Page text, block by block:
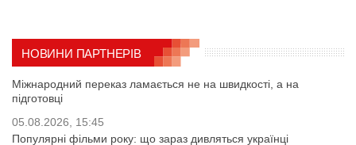
НОВИНИ ПАРТНЕРІВ
Міжнародний переказ ламається не на швидкості, а на
підготовці
05.08.2026, 15:45
Популярні фільми року: що зараз дивляться українці